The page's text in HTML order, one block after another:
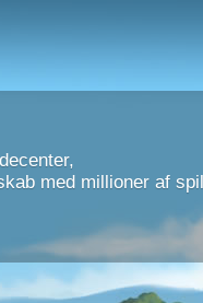
med millioner af